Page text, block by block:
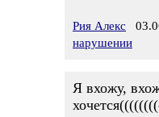
Рия Алекс
нарушении
Я вхожу,